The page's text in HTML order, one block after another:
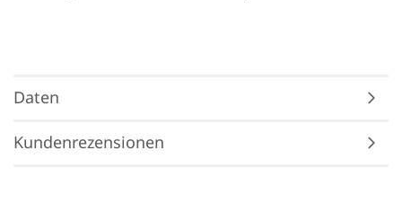
Daten
Kundenrezensionen